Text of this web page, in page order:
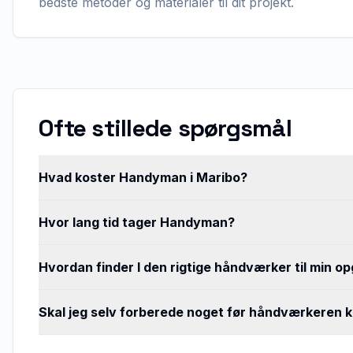
Ofte stillede spørgsmål
Hvad koster Handyman i Maribo?
Hvor lang tid tager Handyman?
Hvordan finder I den rigtige håndværker til min
Skal jeg selv forberede noget før håndværkeren